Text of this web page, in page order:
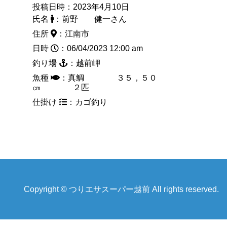
投稿日時：2023年4月10日
氏名
：前野 健一さん
住所
：江南市
日時
：06/04/2023 12:00 am
釣り場
：越前岬
魚種
：真鯛 ３５，５０
㎝ ２匹
仕掛け
：カゴ釣り
Copyright © つりエサスーパー越前 All rights reserved.